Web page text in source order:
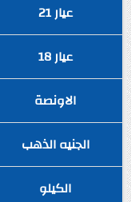
عيار 21
عيار 18
الاونصة
الجنيه الذهب
الكيلو